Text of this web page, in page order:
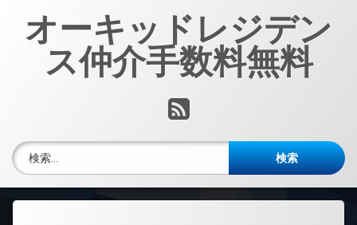
オーキッドレジデン
ス仲介手数料無料
RSS
検索: